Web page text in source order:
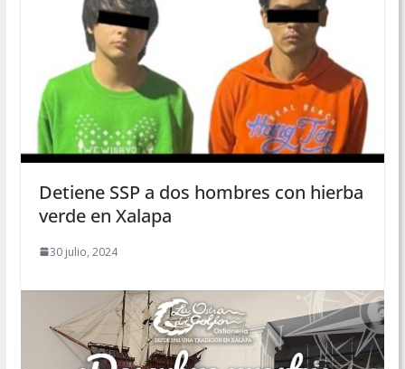
Detiene SSP a dos hombres con hierba
verde en Xalapa
30 julio, 2024